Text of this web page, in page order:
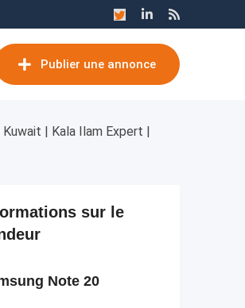
Publier une annonce
| Kala Ilam Expert |
sur le
Note 20